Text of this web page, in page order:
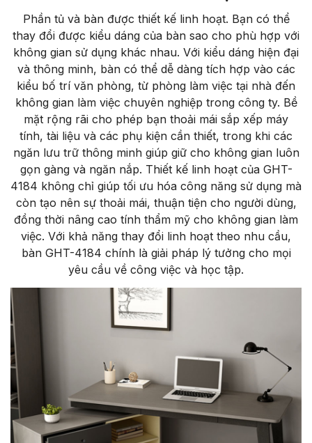
Phần tủ và bàn được thiết kế linh hoạt. Bạn có thể
thay đổi được kiểu dáng của bàn sao cho phù hợp với
không gian sử dụng khác nhau. Với kiểu dáng hiện đại
và thông minh, bàn có thể dễ dàng tích hợp vào các
kiểu bố trí văn phòng, từ phòng làm việc tại nhà đến
không gian làm việc chuyên nghiệp trong công ty. Bề
mặt rộng rãi cho phép bạn thoải mái sắp xếp máy
tính, tài liệu và các phụ kiện cần thiết, trong khi các
ngăn lưu trữ thông minh giúp giữ cho không gian luôn
gọn gàng và ngăn nắp. Thiết kế linh hoạt của GHT-
4184 không chỉ giúp tối ưu hóa công năng sử dụng mà
còn tạo nên sự thoải mái, thuận tiện cho người dùng,
đồng thời nâng cao tính thẩm mỹ cho không gian làm
việc. Với khả năng thay đổi linh hoạt theo nhu cầu,
bàn GHT-4184 chính là giải pháp lý tưởng cho mọi
yêu cầu về công việc và học tập.